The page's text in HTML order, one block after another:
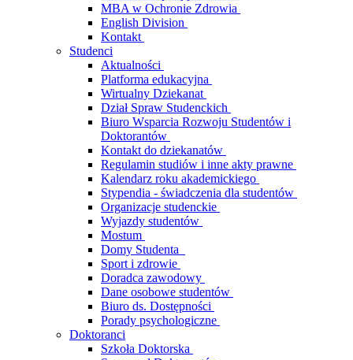
MBA w Ochronie Zdrowia
English Division
Kontakt
Studenci
Aktualności
Platforma edukacyjna
Wirtualny Dziekanat
Dział Spraw Studenckich
Biuro Wsparcia Rozwoju Studentów i
Doktorantów
Kontakt do dziekanatów
Regulamin studiów i inne akty prawne
Kalendarz roku akademickiego
Stypendia - świadczenia dla studentów
Organizacje studenckie
Wyjazdy studentów
Mostum
Domy Studenta
Sport i zdrowie
Doradca zawodowy
Dane osobowe studentów
Biuro ds. Dostępności
Porady psychologiczne
Doktoranci
Szkoła Doktorska